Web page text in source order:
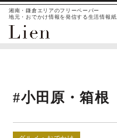
湘南・鎌倉エリアのフリーペーパー
地元・おでかけ情報を発信する生活情報紙
#小田原・箱根